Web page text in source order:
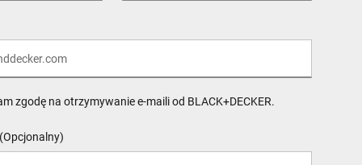
zgodę na otrzymywanie e-maili od BLACK+DECKER.